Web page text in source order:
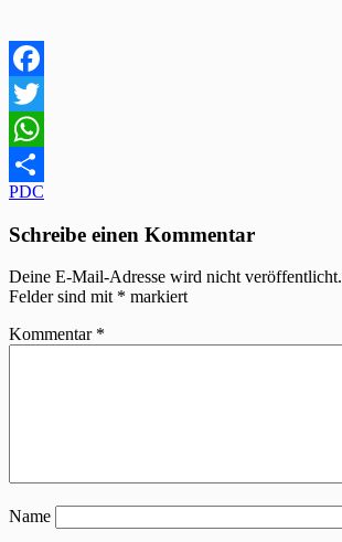
Facebook
Twitter
WhatsApp
Teilen
Beitragsnavigation
PDC
Schreibe einen Kommentar
Deine E-Mail-Adresse wird nicht veröffentlicht.
Felder sind mit * markiert
Kommentar *
Name